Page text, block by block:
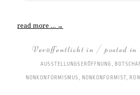
read more … →
Veröffentlicht in / posted in
AUSSTELLUNGSERÖFFNUNG,
NONKONFORMISMUS, NONKONFORMIST,